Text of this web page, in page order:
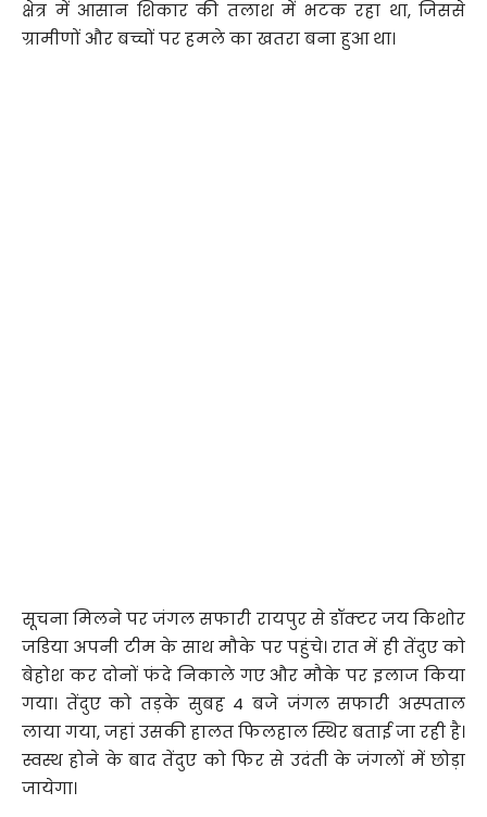
क्षेत्र में आसान शिकार की तलाश में भटक रहा था, जिससे
ग्रामीणों और बच्चों पर हमले का खतरा बना हुआ था।
सूचना मिलने पर जंगल सफारी रायपुर से डॉक्टर जय किशोर
जडिया अपनी टीम के साथ मौके पर पहुंचे। रात में ही तेंदुए को
बेहोश कर दोनों फंदे निकाले गए और मौके पर इलाज किया
गया। तेंदुए को तड़के सुबह 4 बजे जंगल सफारी अस्पताल
लाया गया, जहां उसकी हालत फिलहाल स्थिर बताई जा रही है।
स्वस्थ होने के बाद तेंदुए को फिर से उदंती के जंगलों में छोड़ा
जायेगा।